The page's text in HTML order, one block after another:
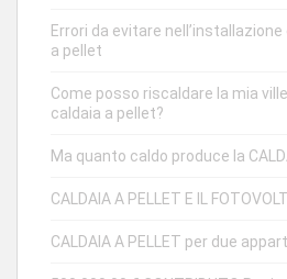
Errori da evitare
a pellet
Come posso riscaldare la mia
caldaia a pellet?
Ma quanto caldo produce la
CALDAIA A PELLET E IL
CALDAIA A PELLET per due